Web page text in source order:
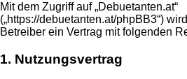
Mit dem Zugriff auf „Debuetanten.at“
(„https://debuetanten.at/phpBB3“)
Betreiber ein Vertrag mit folgenden
1. Nutzungsvertrag